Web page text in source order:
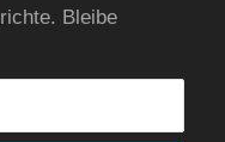
Bleibe